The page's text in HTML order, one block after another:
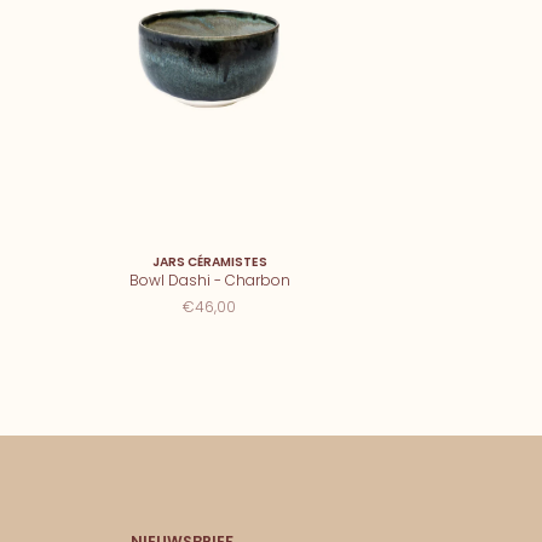
JARS CÉRAMISTES
Bowl Dashi - Charbon
€46,00